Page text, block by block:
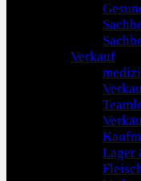
Verkauf
Lager